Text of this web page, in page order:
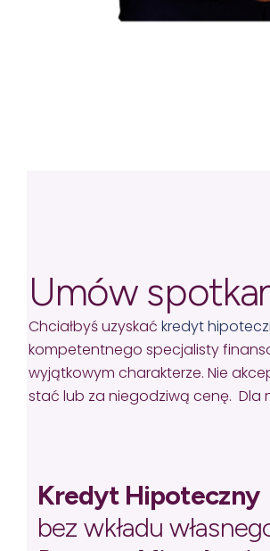
Umów
Chciałbyś uzyskać kredyt
kompetentnego specjalisty
wyjątkowym charakterze. Nie
stać lub za niegodziwą cenę. Dla
Kredyt Hipoteczny
bez wkładu